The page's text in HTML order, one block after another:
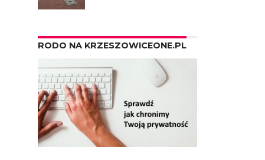
RODO NA KRZESZOWICEONE.PL